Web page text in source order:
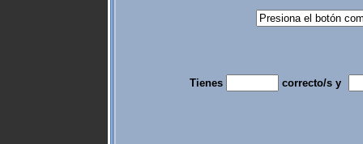
Tienes correcto/s y